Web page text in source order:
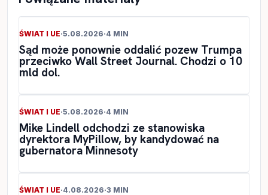
ŚWIAT I UE·5.08.2026·4 MIN
Sąd może ponownie oddalić pozew Trumpa
przeciwko Wall Street Journal. Chodzi o 10
mld dol.
ŚWIAT I UE·5.08.2026·4 MIN
Mike Lindell odchodzi ze stanowiska
dyrektora MyPillow, by kandydować na
gubernatora Minnesoty
ŚWIAT I UE·4.08.2026·3 MIN